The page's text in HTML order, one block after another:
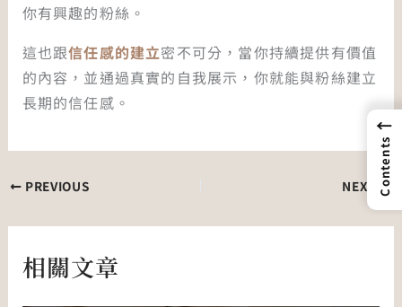
你有興趣的粉絲。
這也跟信任感的建立密不可分，當你持續提供有價值
的內容，並通過真實的自我展示，你就能與粉絲建立
長期的信任感。
PREVIOUS NEXT
相關文章
←
Contents